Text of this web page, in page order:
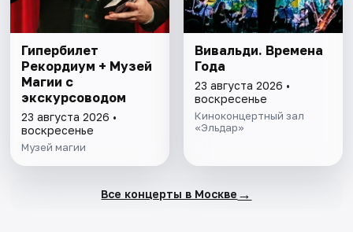
Гипербилет
Рекордиум + Музей
Магии с
экскурсоводом
23 августа 2026 •
воскресенье
Музей магии
Вивальди. Времена
Года
23 августа 2026 •
воскресенье
Киноконцертный зал
«Эльдар»
Все концерты в Москве →